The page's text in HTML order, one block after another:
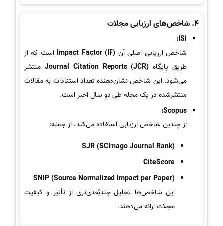
4. شاخص‌های ارزیابی مجلات
ISI:
شاخص ارزیابی اصلی آن Impact Factor (IF) است که از
طریق پایگاه Journal Citation Reports (JCR) منتشر
می‌شود. این شاخص نشان‌دهنده تعداد استنادات به مقالات
منتشرشده در یک مجله طی دو سال اخیر است.
Scopus:
از چندین شاخص ارزیابی استفاده می‌کند، از جمله:
SJR (SCImago Journal Rank)
CiteScore
SNIP (Source Normalized Impact per Paper)
این شاخص‌ها تحلیل چندبُعدی‌تری از تأثیر و کیفیت
مجلات ارائه می‌دهند.